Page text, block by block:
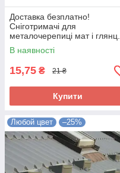
Доставка безплатно!
Сніготримачі для
металочерепиці мат і глянц.
В наявності
15,75 ₴ 21 ₴
Купити
Любой цвет –25%